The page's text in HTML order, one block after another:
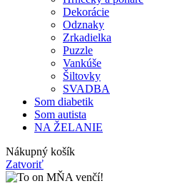
Dekorácie
Odznaky
Zrkadielka
Puzzle
Vankúše
Šiltovky
SVADBA
Som diabetik
Som autista
NA ŽELANIE
Nákupný košík
Zatvoriť